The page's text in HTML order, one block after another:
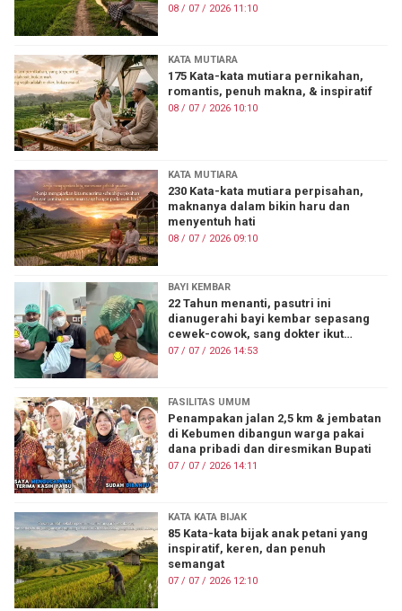
08 / 07 / 2026 11:10
KATA MUTIARA
175 Kata-kata mutiara pernikahan,
romantis, penuh makna, & inspiratif
08 / 07 / 2026 10:10
KATA MUTIARA
230 Kata-kata mutiara perpisahan,
maknanya dalam bikin haru dan
menyentuh hati
08 / 07 / 2026 09:10
BAYI KEMBAR
22 Tahun menanti, pasutri ini
dianugerahi bayi kembar sepasang
cewek-cowok, sang dokter ikut
terharu
07 / 07 / 2026 14:53
FASILITAS UMUM
Penampakan jalan 2,5 km & jembatan
di Kebumen dibangun warga pakai
dana pribadi dan diresmikan Bupati
07 / 07 / 2026 14:11
KATA KATA BIJAK
85 Kata-kata bijak anak petani yang
inspiratif, keren, dan penuh
semangat
07 / 07 / 2026 12:10